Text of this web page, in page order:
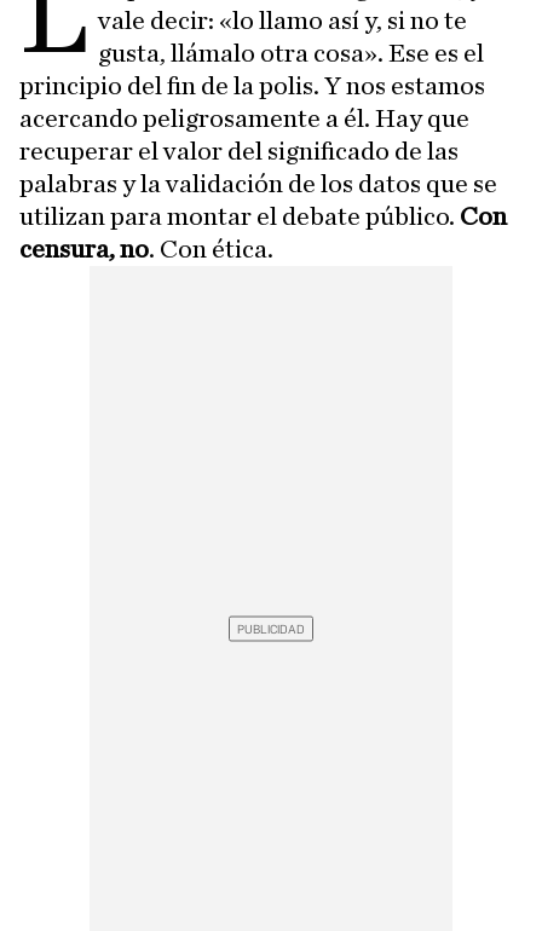
vale decir: «lo llamo así y, si no te
gusta, llámalo otra cosa». Ese es el
principio del fin de la polis. Y nos estamos
acercando peligrosamente a él. Hay que
recuperar el valor del significado de las
palabras y la validación de los datos que se
utilizan para montar el debate público. Con
censura, no. Con ética.